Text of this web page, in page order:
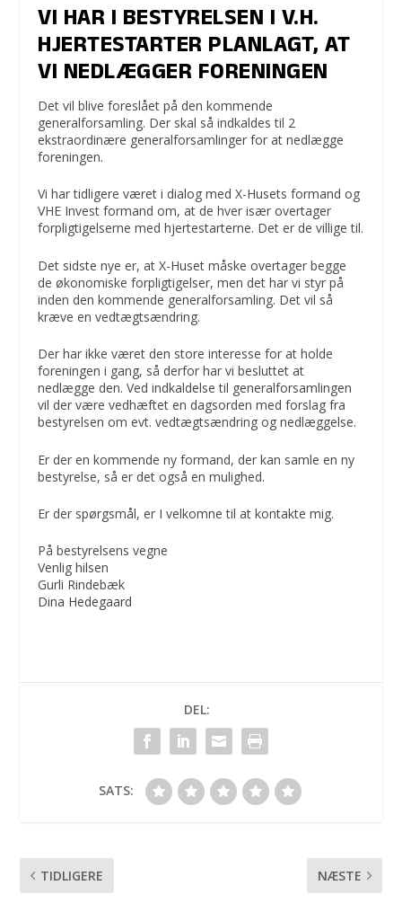
VI HAR I BESTYRELSEN I V.H.
HJERTESTARTER PLANLAGT, AT
VI NEDLÆGGER FORENINGEN
Det vil blive foreslået på den kommende
generalforsamling. Der skal så indkaldes til 2
ekstraordinære generalforsamlinger for at nedlægge
foreningen.
Vi har tidligere været i dialog med X-Husets formand og
VHE Invest formand om, at de hver især overtager
forpligtigelserne med hjertestarterne. Det er de villige til.
Det sidste nye er, at X-Huset måske overtager begge
de økonomiske forpligtigelser, men det har vi styr på
inden den kommende generalforsamling. Det vil så
kræve en vedtægtsændring.
Der har ikke været den store interesse for at holde
foreningen i gang, så derfor har vi besluttet at
nedlægge den. Ved indkaldelse til generalforsamlingen
vil der være vedhæftet en dagsorden med forslag fra
bestyrelsen om evt. vedtægtsændring og nedlæggelse.
Er der en kommende ny formand, der kan samle en ny
bestyrelse, så er det også en mulighed.
Er der spørgsmål, er I velkomne til at kontakte mig.
På bestyrelsens vegne
Venlig hilsen
Gurli Rindebæk
Dina Hedegaard
DEL:
SATS:
TIDLIGERE NÆSTE